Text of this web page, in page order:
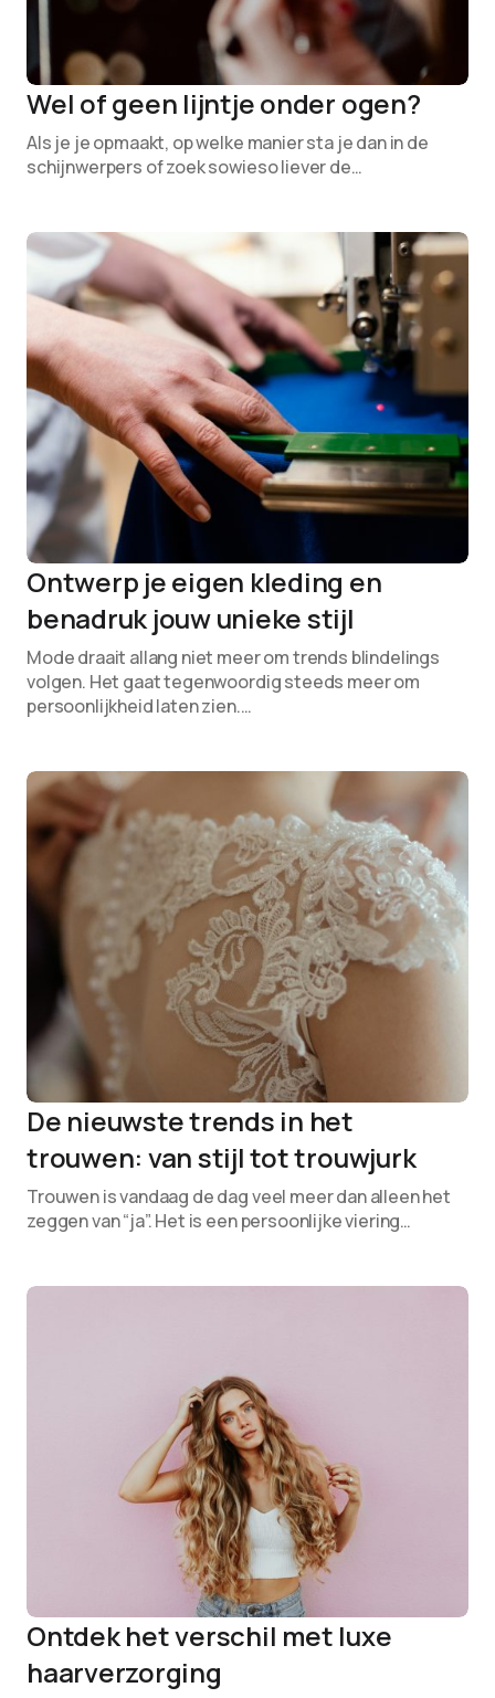
Wel of geen lijntje onder ogen?
Als je je opmaakt, op welke manier sta je dan in de
schijnwerpers of zoek sowieso liever de…
Ontwerp je eigen kleding en
benadruk jouw unieke stijl
Mode draait allang niet meer om trends blindelings
volgen. Het gaat tegenwoordig steeds meer om
persoonlijkheid laten zien.…
De nieuwste trends in het
trouwen: van stijl tot trouwjurk
Trouwen is vandaag de dag veel meer dan alleen het
zeggen van “ja”. Het is een persoonlijke viering…
Ontdek het verschil met luxe
haarverzorging